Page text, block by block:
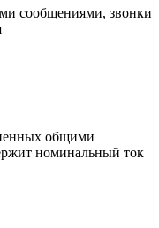
сообщениями, звонки
общими
номинальный ток